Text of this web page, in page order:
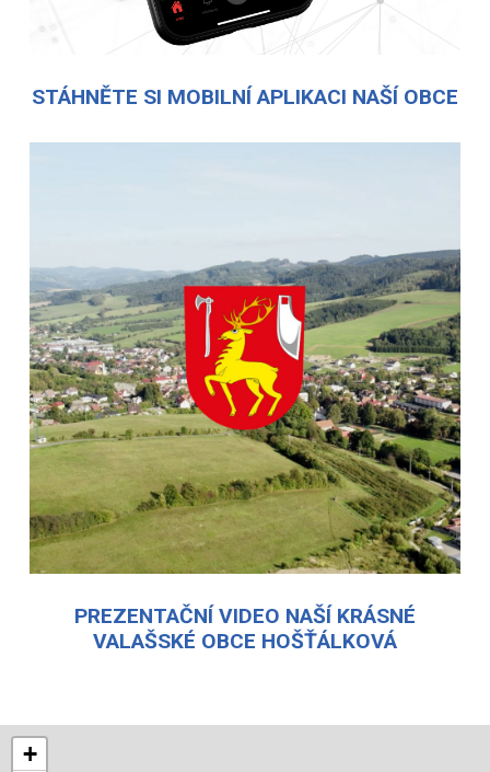
STÁHNĚTE SI MOBILNÍ APLIKACI NAŠÍ OBCE
PREZENTAČNÍ VIDEO NAŠÍ KRÁSNÉ
VALAŠSKÉ OBCE HOŠŤÁLKOVÁ
+